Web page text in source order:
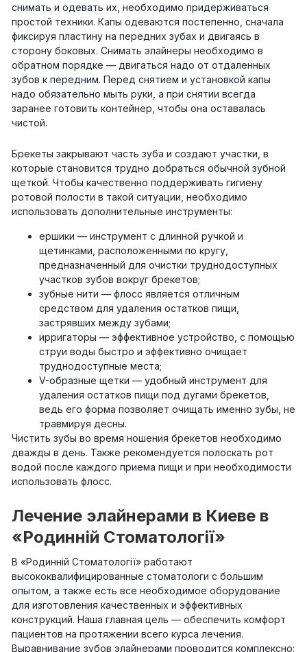
снимать и одевать их, необходимо придерживаться
простой техники. Капы одеваются постепенно, сначала
фиксируя пластину на передних зубах и двигаясь в
сторону боковых. Снимать элайнеры необходимо в
обратном порядке — двигаться надо от отдаленных
зубов к передним. Перед снятием и установкой капы
надо обязательно мыть руки, а при снятии всегда
заранее готовить контейнер, чтобы она оставалась
чистой.
Брекеты закрывают часть зуба и создают участки, в
которые становится трудно добраться обычной зубной
щеткой. Чтобы качественно поддерживать гигиену
ротовой полости в такой ситуации, необходимо
использовать дополнительные инструменты:
ершики — инструмент с длинной ручкой и
щетинками, расположенными по кругу,
предназначенный для очистки труднодоступных
участков зубов вокруг брекетов;
зубные нити — флосс является отличным
средством для удаления остатков пищи,
застрявших между зубами;
ирригаторы — эффективное устройство, с помощью
струи воды быстро и эффективно очищает
труднодоступные места;
V-образные щетки — удобный инструмент для
удаления остатков пищи под дугами брекетов,
ведь его форма позволяет очищать именно зубы, не
травмируя десны.
Чистить зубы во время ношения брекетов необходимо
дважды в день. Также рекомендуется полоскать рот
водой после каждого приема пищи и при необходимости
использовать флосс.
Лечение элайнерами в Киеве в
«Родинній Стоматології»
В «Родинній Стоматології» работают
высококвалифицированные стоматологи с большим
опытом, а также есть все необходимое оборудование
для изготовления качественных и эффективных
конструкций. Наша главная цель — обеспечить комфорт
пациентов на протяжении всего курса лечения.
Выравнивание зубов элайнерами проводится комплексно: